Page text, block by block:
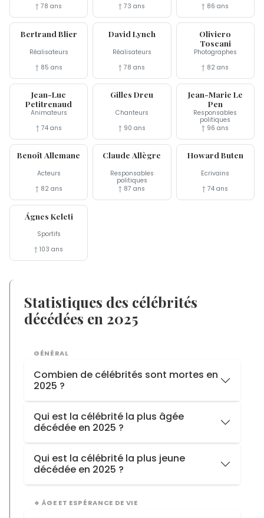
† 78 ans
† 73 ans
† 86 ans
20 jan
Bertrand Blier
Réalisateurs
† 85 ans
16 jan
David Lynch
Réalisateurs
† 78 ans
13 jan
Oliviero
Toscani
Photographes
† 82 ans
10 jan
Jean-Luc
Petitrenaud
Animateurs
† 74 ans
7 jan
Gilles Dreu
Chanteurs
† 90 ans
7 jan
Jean-Marie Le
Pen
Responsables
politiques
† 96 ans
5 jan
Benoît Allemane
Acteurs
† 82 ans
4 jan
Claude Allègre
Responsables
politiques
† 87 ans
3 jan
Howard Buten
Écrivains
† 74 ans
2 jan
Ágnes Keleti
Sportifs
† 103 ans
Statistiques des célébrités
décédées en 2025
GÉNÉRAL
Combien de célébrités sont mortes en
2025 ?
2025
2024
Qui est la célébrité la plus âgée
décédée en 2025 ?
Qui est la célébrité la plus jeune
décédée en 2025 ?
🔹 ÂGE ET ESPÉRANCE DE VIE